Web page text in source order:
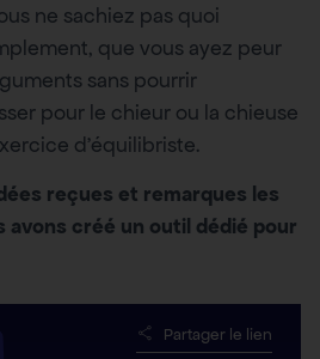
ne sachiez pas quoi
que vous ayez peur
sans pourrir
pour le chieur ou la chieuse
d’équilibriste.
reçues et remarques les
avons créé un outil dédié pour